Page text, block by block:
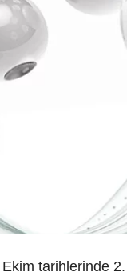
tarihlerinde